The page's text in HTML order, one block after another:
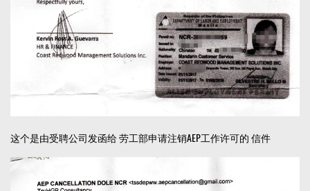
这个是由受聘公司发函给 劳工部申请注销AEP工作许可的 信件